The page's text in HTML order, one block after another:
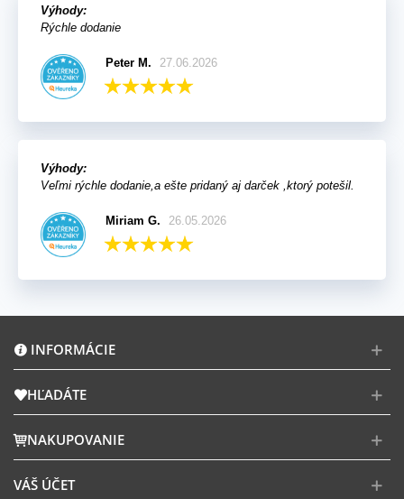
Výhody:
Rýchle dodanie
Peter M. 27.06.2026
Výhody:
Veľmi rýchle dodanie,a ešte pridaný aj darček ,ktorý potešil.
Miriam G. 26.05.2026
INFORMÁCIE
HĽADÁTE
NAKUPOVANIE
VÁŠ ÚČET